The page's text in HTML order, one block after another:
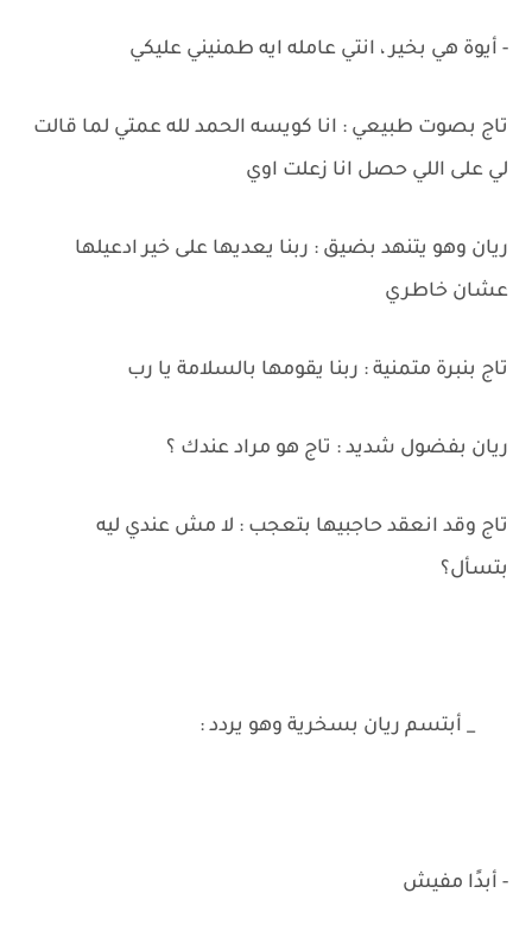
- أيوة هي بخير ، انتي عامله ايه طمنيني عليكي
تاج بصوت طبيعي : انا كويسه الحمد لله عمتي لما قالت
لي على اللي حصل انا زعلت اوي
ريان وهو يتنهد بضيق : ربنا يعديها على خير ادعيلها
عشان خاطري
تاج بنبرة متمنية : ربنا يقومها بالسلامة يا رب
ريان بفضول شديد : تاج هو مراد عندك ؟
تاج وقد انعقد حاجبيها بتعجب : لا مش عندي ليه
بتسأل؟
_ أبتسم ريان بسخرية وهو يردد :
- أبدًا مفيش